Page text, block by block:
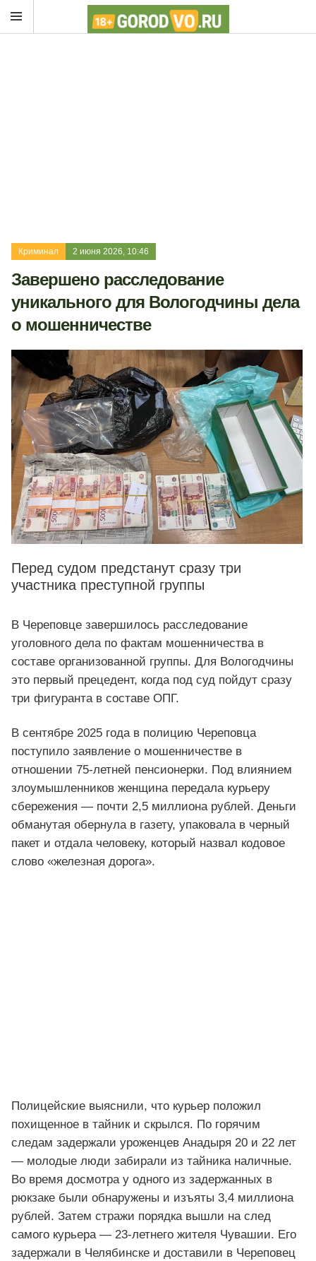
Криминал 2 июня 2026, 10:46
Завершено расследование
уникального для Вологодчины дела
о мошенничестве
Перед судом предстанут сразу три
участника преступной группы
В Череповце завершилось расследование
уголовного дела по фактам мошенничества в
составе организованной группы. Для Вологодчины
это первый прецедент, когда под суд пойдут сразу
три фигуранта в составе ОПГ.
В сентябре 2025 года в полицию Череповца
поступило заявление о мошенничестве в
отношении 75-летней пенсионерки. Под влиянием
злоумышленников женщина передала курьеру
сбережения — почти 2,5 миллиона рублей. Деньги
обманутая обернула в газету, упаковала в черный
пакет и отдала человеку, который назвал кодовое
слово «железная дорога».
Полицейские выяснили, что курьер положил
похищенное в тайник и скрылся. По горячим
следам задержали уроженцев Анадыря 20 и 22 лет
— молодые люди забирали из тайника наличные.
Во время досмотра у одного из задержанных в
рюкзаке были обнаружены и изъяты 3,4 миллиона
рублей. Затем стражи порядка вышли на след
самого курьера — 23-летнего жителя Чувашии. Его
задержали в Челябинске и доставили в Череповец